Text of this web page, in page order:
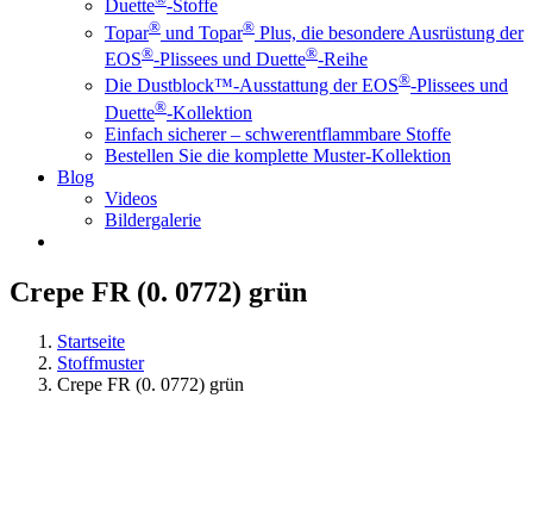
Duette -Stoffe
Topar® und Topar® Plus, die besondere Ausrüstung der
EOS®-Plissees und Duette®-Reihe
Die Dustblock™-Ausstattung der EOS®-Plissees und
Duette®-Kollektion
Einfach sicherer – schwerentflammbare Stoffe
Bestellen Sie die komplette Muster-Kollektion
Blog
Videos
Bildergalerie
Crepe FR (0. 0772) grün
Startseite
Stoffmuster
Crepe FR (0. 0772) grün